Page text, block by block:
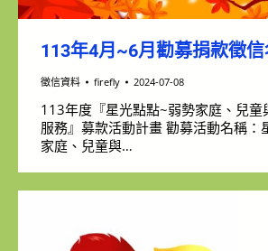
113年4月~6月勸募捐款徵
徵信資料 firefly 2024-07-08
113年度『星光點點~弱勢家庭、兒童
服務』募款活動計畫 勸募活動名稱：
家庭、兒童與…